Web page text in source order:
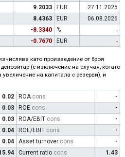
9.2033 EUR
27.11.2025
8.4363 EUR
06.08.2026
-8.3340 %
-
-0.7670 EUR -
като произведение от броя
(с изключение на случая, когато
на капитала с резерви), и
0.02 ROA cons
-
0.03 ROE cons
-
0.03 ROA/EBIT cons
-
0.04 ROE/EBIT cons
-
0.04 Asset turnover cons
-
Current ratio cons
1.43